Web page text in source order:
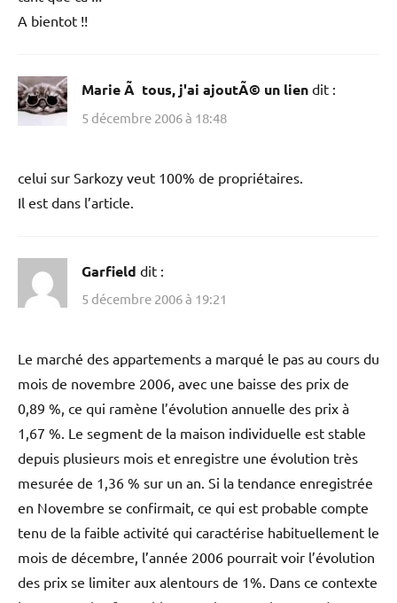
A bientot !!
Marie Ã tous, j'ai ajoutÃ© un lien dit :
5 décembre 2006 à 18:48
celui sur Sarkozy veut 100% de propriétaires.
Il est dans l’article.
Garfield dit :
5 décembre 2006 à 19:21
Le marché des appartements a marqué le pas au cours du
mois de novembre 2006, avec une baisse des prix de
0,89 %, ce qui ramène l’évolution annuelle des prix à
1,67 %. Le segment de la maison individuelle est stable
depuis plusieurs mois et enregistre une évolution très
mesurée de 1,36 % sur un an. Si la tendance enregistrée
en Novembre se confirmait, ce qui est probable compte
tenu de la faible activité qui caractérise habituellement le
mois de décembre, l’année 2006 pourrait voir l’évolution
des prix se limiter aux alentours de 1%. Dans ce contexte